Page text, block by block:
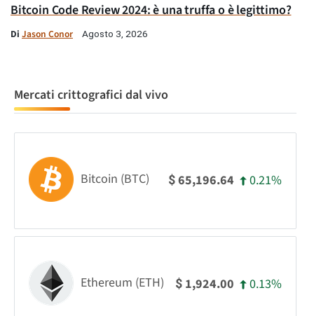
Bitcoin Code Review 2024: è una truffa o è legittimo?
Di Jason Conor Agosto 3, 2026
Mercati crittografici dal vivo
Bitcoin (BTC) $65,196.64 0.21%
Ethereum (ETH) $ 1,924.00 0.13%